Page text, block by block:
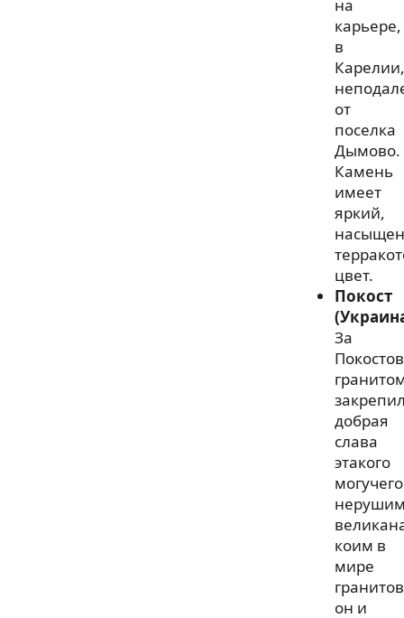
на
карьере,
в
Карелии,
от
поселка
Дымово.
Камень
имеет
яркий,
цвет.
Покост
За
добрая
слава
этакого
могучего
коим в
мире
гранитов
он и